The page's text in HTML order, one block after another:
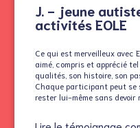
J. - jeune
activités EOLE
Ce qui est merveilleux avec
aimé, compris et apprécié
qualités, son histoire, son
Chaque participant peut
rester lui-même sans devoir